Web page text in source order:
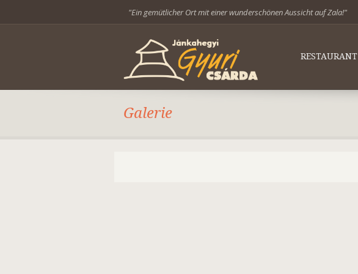
"Ein gemütlicher Ort mit einer wunderschönen Aussicht auf Zala!"
RESTAURANT
Galerie